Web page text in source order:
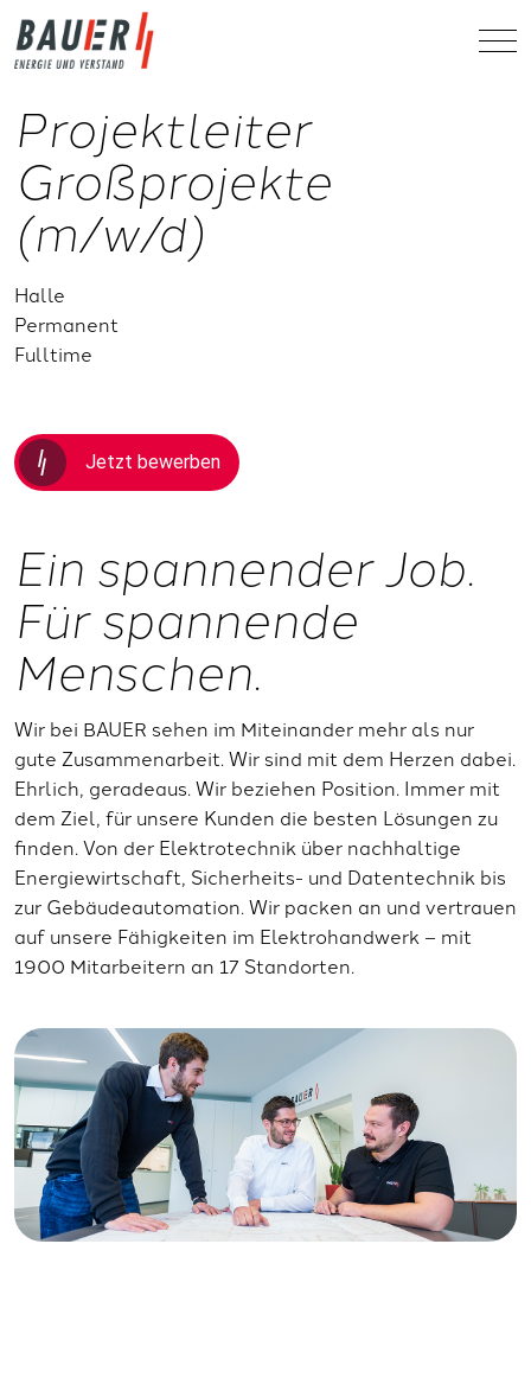
Projektleiter
Großprojekte
(m/w/d)
Halle
Permanent
Fulltime
Jetzt bewerben
Ein spannender Job.
Für spannende
Menschen.
Wir bei BAUER sehen im Miteinander mehr als nur
gute Zusammenarbeit. Wir sind mit dem Herzen dabei.
Ehrlich, geradeaus. Wir beziehen Position. Immer mit
dem Ziel, für unsere Kunden die besten Lösungen zu
finden. Von der Elektrotechnik über nachhaltige
Energiewirtschaft, Sicherheits- und Datentechnik bis
zur Gebäudeautomation. Wir packen an und vertrauen
auf unsere Fähigkeiten im Elektrohandwerk – mit
1900 Mitarbeitern an 17 Standorten.